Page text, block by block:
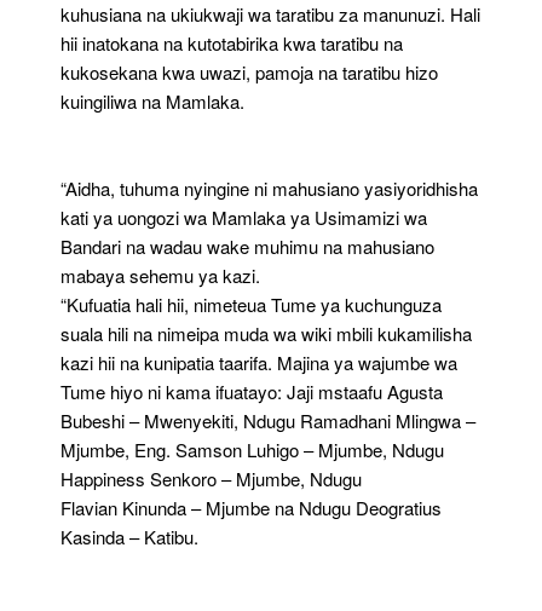
kuhusiana na ukiukwaji wa taratibu za manunuzi. Hali
hii inatokana na kutotabirika kwa taratibu na
kukosekana kwa uwazi, pamoja na taratibu hizo
kuingiliwa na Mamlaka.
“Aidha, tuhuma nyingine ni mahusiano yasiyoridhisha
kati ya uongozi wa Mamlaka ya Usimamizi wa
Bandari na wadau wake muhimu na mahusiano
mabaya sehemu ya kazi.
“Kufuatia hali hii, nimeteua Tume ya kuchunguza
suala hili na nimeipa muda wa wiki mbili kukamilisha
kazi hii na kunipatia taarifa. Majina ya wajumbe wa
Tume hiyo ni kama ifuatayo: Jaji mstaafu Agusta
Bubeshi – Mwenyekiti, Ndugu Ramadhani Mlingwa –
Mjumbe, Eng. Samson Luhigo – Mjumbe, Ndugu
Happiness Senkoro – Mjumbe, Ndugu
Flavian Kinunda – Mjumbe na Ndugu Deogratius
Kasinda – Katibu.